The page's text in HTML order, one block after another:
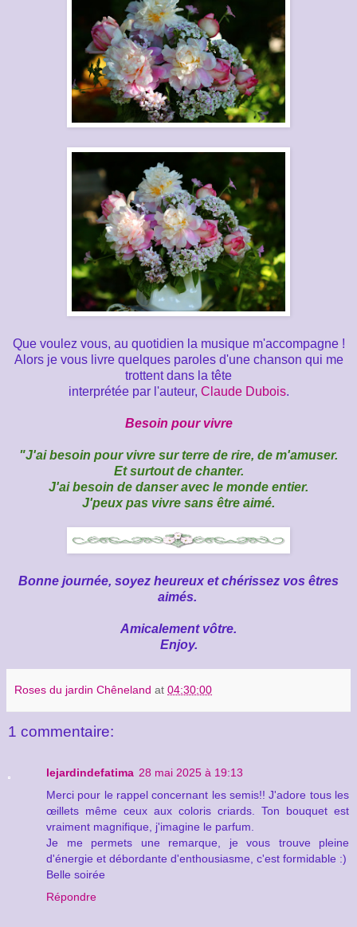
Que voulez vous, au quotidien la musique m'accompagne !
Alors je vous livre quelques paroles d'une chanson qui me
trottent dans la tête
interprétée par l'auteur, Claude Dubois.
Besoin pour vivre
"J'ai besoin pour vivre sur terre de rire, de m'amuser.
Et surtout de chanter.
J'ai besoin de danser avec le monde entier.
J'peux pas vivre sans être aimé.
Bonne journée, soyez heureux et chérissez vos êtres
aimés.
Amicalement vôtre.
Enjoy.
Roses du jardin Chêneland at 04:30:00
1 commentaire:
lejardindefatima 28 mai 2025 à 19:13
Merci pour le rappel concernant les semis!! J'adore tous les
œillets même ceux aux coloris criards. Ton bouquet est
vraiment magnifique, j'imagine le parfum.
Je me permets une remarque, je vous trouve pleine
d'énergie et débordante d'enthousiasme, c'est formidable :)
Belle soirée
Répondre